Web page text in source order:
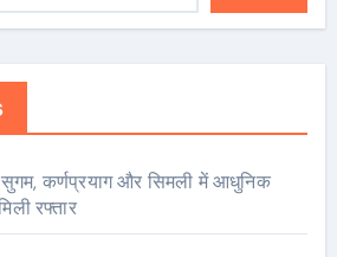
सुगम, कर्णप्रयाग और सिमली में आधुनिक
रफ्तार